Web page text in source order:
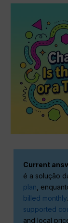
Current
é a solução
plan ,
billed monthly
supported
and local